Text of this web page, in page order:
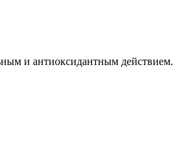
и антиоксидантным действием.